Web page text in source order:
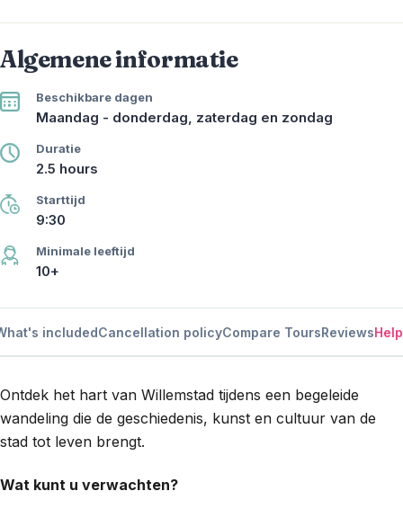
Algemene informatie
Beschikbare dagen
Maandag - donderdag, zaterdag en zondag
Duratie
2.5 hours
Starttijd
9:30
Minimale leeftijd
10+
includedCancellation policyCompare ToursReviewsHelp
Ontdek het hart van Willemstad tijdens een begeleide
wandeling die de geschiedenis, kunst en cultuur van de
stad tot leven brengt.
Wat kunt u verwachten?